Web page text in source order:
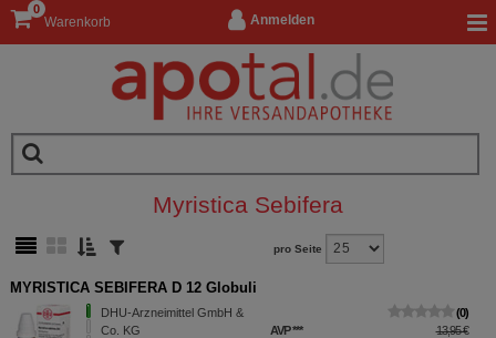
Anmelden
Warenkorb
0
Myristica Sebifera
pro Seite
MYRISTICA SEBIFERA D 12 Globuli
DHU-Arzneimittel GmbH &
Co. KG
0
AVP*** 13,95 €